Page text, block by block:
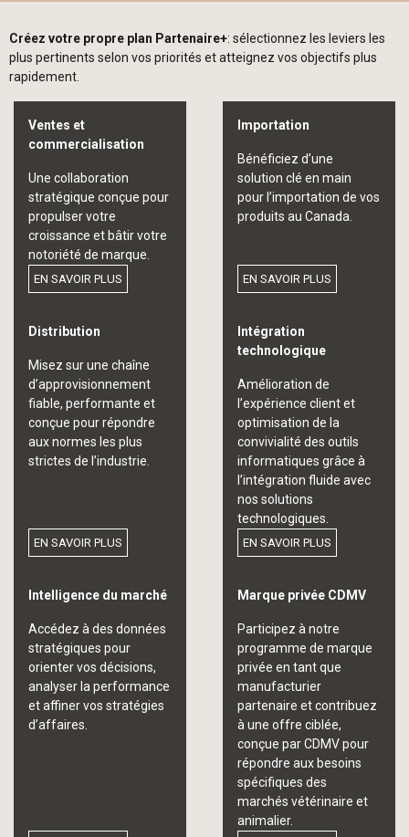
Créez votre propre plan Partenaire+: sélectionnez les leviers les
plus pertinents selon vos priorités et atteignez vos objectifs plus
rapidement.
Ventes et
commercialisation
Une collaboration
stratégique conçue pour
propulser votre
croissance et bâtir votre
notoriété de marque.
EN SAVOIR PLUS
Importation
Bénéficiez d’une
solution clé en main
pour l’importation de vos
produits au Canada.
EN SAVOIR PLUS
Distribution
Misez sur une chaîne
d’approvisionnement
fiable, performante et
conçue pour répondre
aux normes les plus
strictes de l’industrie.
EN SAVOIR PLUS
Intégration
technologique
Amélioration de
l’expérience client et
optimisation de la
convivialité des outils
informatiques grâce à
l’intégration fluide avec
nos solutions
technologiques.
EN SAVOIR PLUS
Intelligence du marché
Accédez à des données
stratégiques pour
orienter vos décisions,
analyser la performance
et affiner vos stratégies
d’affaires.
Marque privée CDMV
Participez à notre
programme de marque
privée en tant que
manufacturier
partenaire et contribuez
à une offre ciblée,
conçue par CDMV pour
répondre aux besoins
spécifiques des
marchés vétérinaire et
animalier.